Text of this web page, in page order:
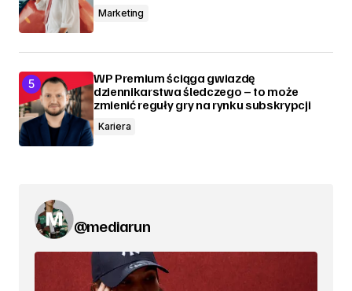
Marketing
WP Premium ściąga gwiazdę
dziennikarstwa śledczego – to może
zmienić reguły gry na rynku subskrypcji
Kariera
@mediarun